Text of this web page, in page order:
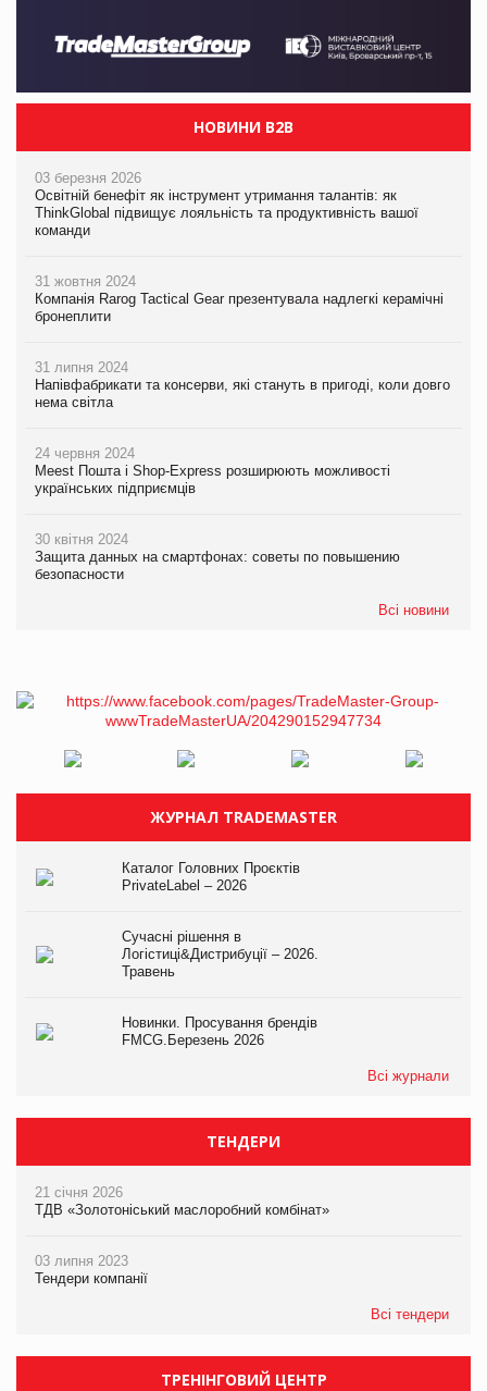
НОВИНИ B2B
03 березня 2026
Освітній бенефіт як інструмент утримання талантів: як
ThinkGlobal підвищує лояльність та продуктивність вашої
команди
31 жовтня 2024
Компанія Rarog Tactical Gear презентувала надлегкі керамічні
бронеплити
31 липня 2024
Напівфабрикати та консерви, які стануть в пригоді, коли довго
нема світла
24 червня 2024
Meest Пошта і Shop-Express розширюють можливості
українських підприємців
30 квітня 2024
Защита данных на смартфонах: советы по повышению
безопасности
Всі новини
ЖУРНАЛ TRADEMASTER
Каталог Головних Проєктів
PrivateLabel – 2026
Сучасні рішення в
Логістиці&Дистрибуції – 2026.
Травень
Новинки. Просування брендів
FMCG.Березень 2026
Всі журнали
ТЕНДЕРИ
21 січня 2026
ТДВ «Золотоніський маслоробний комбінат»
03 липня 2023
Тендери компанії
Всі тендери
ТРЕНІНГОВИЙ ЦЕНТР